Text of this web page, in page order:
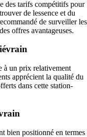
des tarifs compétitifs pour
de lessence et du
de surveiller les
offres avantageuses.
à un prix relativement
apprécient la qualité du
dans cette station-
bien positionné en termes